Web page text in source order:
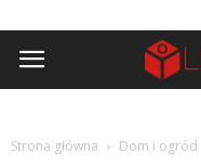
Strona główna Dom i ogród